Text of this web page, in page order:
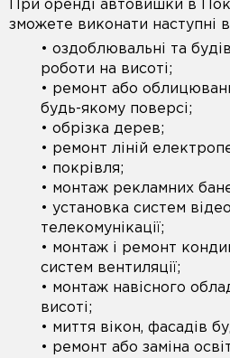
При оренді автовишки в
зможете виконати наступні
• оздоблювальні та
роботи на висоті;
• ремонт або
будь-якому поверсі;
• обрізка дерев;
• ремонт ліній
• покрівля;
• монтаж рекламних
• установка систем
телекомунікації;
• монтаж і ремонт
систем вентиляції;
• монтаж навісного
висоті;
• миття вікон, фасадів
• ремонт або заміна